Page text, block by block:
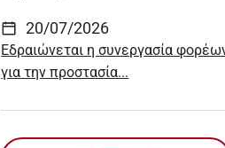
20/07/2026
Εδραιώνεται η συνεργασία
για την προστασία...